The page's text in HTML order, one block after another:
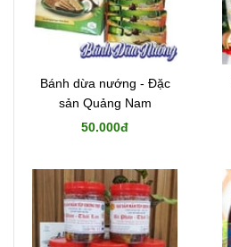
Bánh dừa nướng - Đặc
sản Quảng Nam
50.000đ